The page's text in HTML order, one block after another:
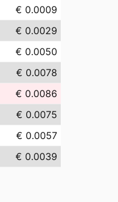
€ 0.0009
€ 0.0029
€ 0.0050
€ 0.0078
€ 0.0086
€ 0.0075
€ 0.0057
€ 0.0039